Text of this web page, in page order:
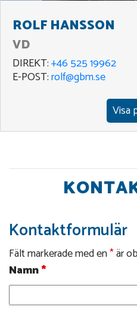
ROLF HANSSON
VD
DIREKT:+46 525 19962
E-POST:rolf@gbm.se
Visa
Kontaktformulär
Fält markerade med en*är
Namn*